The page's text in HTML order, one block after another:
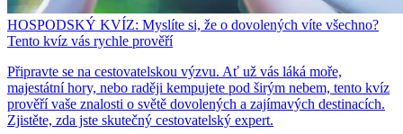
HOSPODSKÝ KVÍZ: Myslíte si, že o dovolených víte všechno?
Tento kvíz vás rychle prověří
Připravte se na cestovatelskou výzvu. Ať už vás láká moře,
majestátní hory, nebo raději kempujete pod širým nebem, tento kvíz
prověří vaše znalosti o světě dovolených a zajímavých destinacích.
Zjistěte, zda jste skutečný cestovatelský expert.